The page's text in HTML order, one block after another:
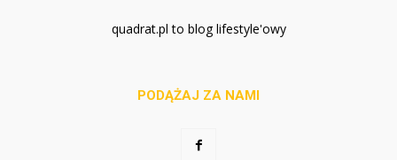
quadrat.pl to blog lifestyle'owy
PODĄŻAJ ZA NAMI